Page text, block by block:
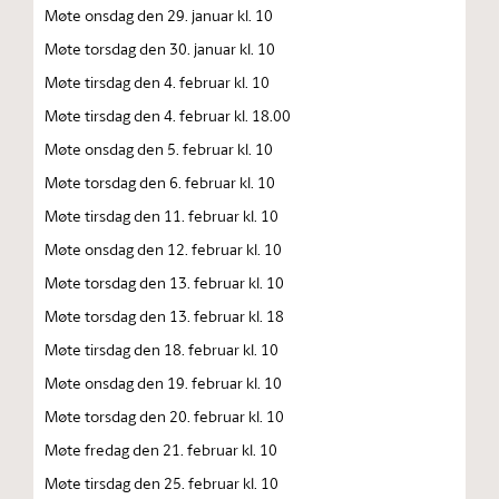
Møte onsdag den 29. januar kl. 10
Møte torsdag den 30. januar kl. 10
Møte tirsdag den 4. februar kl. 10
Møte tirsdag den 4. februar kl. 18.00
Møte onsdag den 5. februar kl. 10
Møte torsdag den 6. februar kl. 10
Møte tirsdag den 11. februar kl. 10
Møte onsdag den 12. februar kl. 10
Møte torsdag den 13. februar kl. 10
Møte torsdag den 13. februar kl. 18
Møte tirsdag den 18. februar kl. 10
Møte onsdag den 19. februar kl. 10
Møte torsdag den 20. februar kl. 10
Møte fredag den 21. februar kl. 10
Møte tirsdag den 25. februar kl. 10